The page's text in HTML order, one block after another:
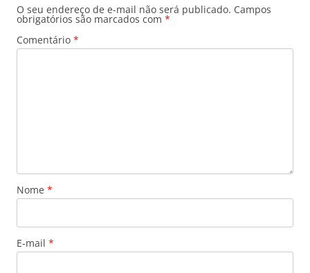
O seu endereço de e-mail não será publicado. Campos
obrigatórios são marcados com *
Comentário *
Nome *
E-mail *